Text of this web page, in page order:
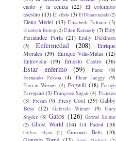
canto y la ceniza (22) El columpio
asesino(13) El dedo (3) El Dhammapada(2)
Elena Medel (43) Elisabeth Falomir (3)
Elizabeth Bishop(2) Ellen Kennedy (7) Eloy
Fernández Porta (21) Emily Dickinson
(5)
Enfermedad (208)
Enrique
Morales (39) Enrique Vila-Matas (12)
Entrevista (19) Ernesto Castro (36)
Estar enfermo (59) Fante
(8)
Fernando Pessoa
(4) Fleur Jaeggy
(9)
Florian Werner (4) Fogwill (18) Forugh
Farrojzad (3) Françoise Sagan (4) Franzen
(3) Fresán (9) Fresy Cool (39) Gabby
Bess (12) Gabriela Wiener (9)
Gary
Snyder (8) Gatos (126) Gertrud Kolmar
(2) Ghost World (14) Gil Padrol (10)
Gillian Flynn (2) Gioconda Belli (10)
Gonzalo Torné (13)